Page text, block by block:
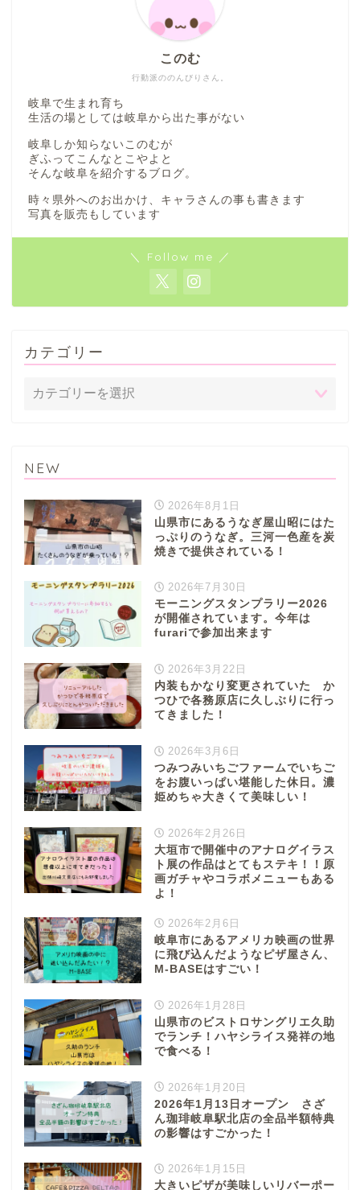
行動派ののんびりさん。
このむ
岐阜で生まれ育ち
生活の場としては岐阜から出た事がない
岐阜しか知らないこのむが
ぎふってこんなとこやよと
そんな岐阜を紹介するブログ。
時々県外へのお出かけ、キャラさんの事も書きます
写真を販売もしています
＼ Follow me ／
カテゴリー
NEW
2026年8月1日
山県市にあるうなぎ屋山昭にはた
っぷりのうなぎ。三河一色産を炭
焼きで提供されている！
2026年7月30日
モーニングスタンプラリー2026
が開催されています。今年は
furariで参加出来ます
2026年3月22日
内装もかなり変更されていた か
つひで各務原店に久しぶりに行っ
てきました！
2026年3月6日
つみつみいちごファームでいちご
をお腹いっぱい堪能した休日。濃
姫めちゃ大きくて美味しい！
2026年2月26日
大垣市で開催中のアナログイラス
ト展の作品はとてもステキ！！原
画ガチャやコラボメニューもある
よ！
2026年2月6日
岐阜市にあるアメリカ映画の世界
に飛び込んだようなピザ屋さん、
M-BASEはすごい！
2026年1月28日
山県市のビストロサングリエ久助
でランチ！ハヤシライス発祥の地
で食べる！
2026年1月20日
2026年1月13日オープン さざ
ん珈琲岐阜駅北店の全品半額特典
の影響はすごかった！
2026年1月15日
大きいピザが美味しいリバーポー